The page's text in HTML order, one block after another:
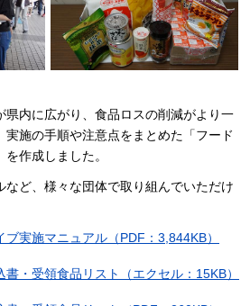
県内に広がり、食品ロスの削減がより一
実施の手順や注意点をまとめた「フード
作成しました。
など、様々な団体で取り組んでいただけ
ブ実施マニュアル（PDF：3,844KB）
書・受領食品リスト（エクセル：15KB）